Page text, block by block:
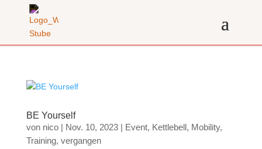
BE Yourself
von nico| Nov. 10, 2023| Event, Kettlebell, Mobility,
Training, vergangen